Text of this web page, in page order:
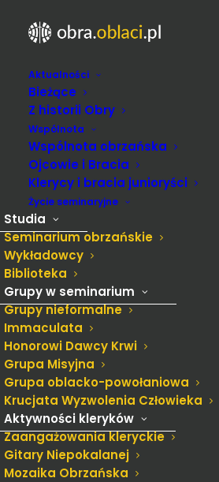
Aktualności
Bieżące
Z historii Obry
Wspólnota
Wspólnota obrzańska
Ojcowie i Bracia
Klerycy i bracia junioryści
Życie seminaryjne
Studia
Seminarium obrzańskie
Wykładowcy
Biblioteka
Grupy w seminarium
Grupy nieformalne
Immaculata
Honorowi Dawcy Krwi
Grupa Misyjna
Grupa oblacko-powołaniowa
Krucjata Wyzwolenia Człowieka
Aktywności kleryków
Zaangażowania kleryckie
Gitary Niepokalanej
Mozaika Obrzańska
Strona Główna